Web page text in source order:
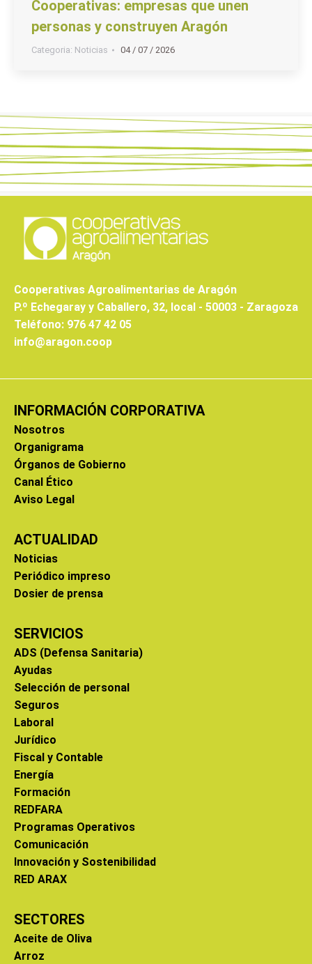
Cooperativas: empresas que unen
personas y construyen Aragón
Categoria: Noticias 04 / 07 / 2026
Cooperativas Agroalimentarias de Aragón
P.º Echegaray y Caballero, 32, local - 50003 - Zaragoza
Teléfono: 976 47 42 05
info@aragon.coop
INFORMACIÓN CORPORATIVA
Nosotros
Organigrama
Órganos de Gobierno
Canal Ético
Aviso Legal
ACTUALIDAD
Noticias
Periódico impreso
Dosier de prensa
SERVICIOS
ADS (Defensa Sanitaria)
Ayudas
Selección de personal
Seguros
Laboral
Jurídico
Fiscal y Contable
Energía
Formación
REDFARA
Programas Operativos
Comunicación
Innovación y Sostenibilidad
RED ARAX
SECTORES
Aceite de Oliva
Arroz